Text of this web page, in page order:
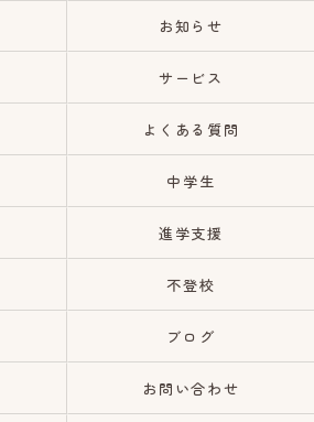
お知らせ
サービス
よくある質問
中学生
進学支援
不登校
ブログ
お問い合わせ